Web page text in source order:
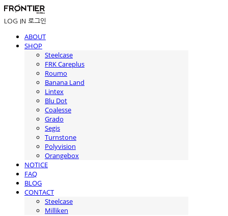
LOG IN 로그인
ABOUT
SHOP
Steelcase
FRK Careplus
Roumo
Banana Land
Lintex
Blu Dot
Coalesse
Grado
Segis
Turnstone
Polyvision
Orangebox
NOTICE
FAQ
BLOG
CONTACT
Steelcase
Milliken